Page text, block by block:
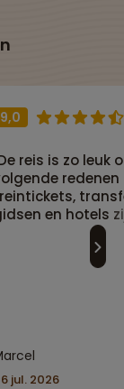
9,0
reis is zo leuk
redenen
en hotels
vooraf goed
De hotels zijn
met goede
in Bulgarije
jul. 2026